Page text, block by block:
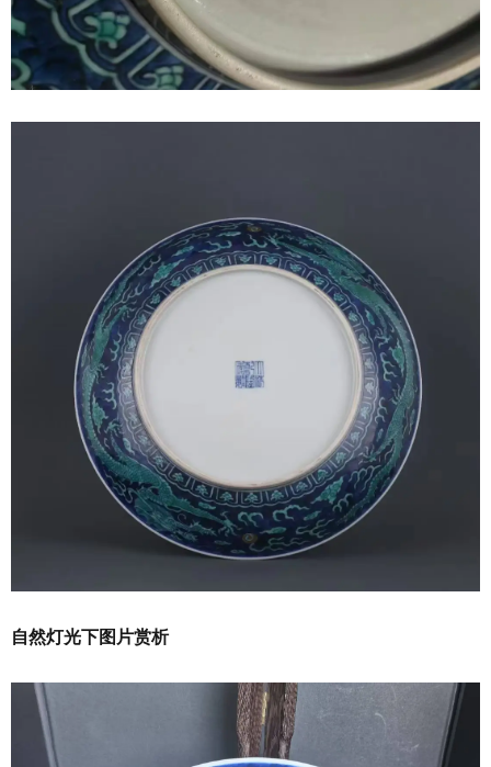
自然灯光下图片赏析